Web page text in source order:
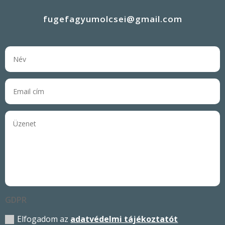
fugefagyumolcsei@gmail.com
GDPR
Elfogadom az adatvédelmi tájékoztatót